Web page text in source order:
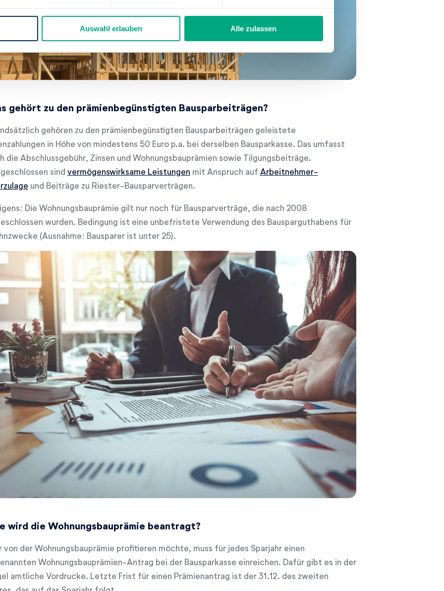
Auswahl erlauben Alle zulassen
gehört zu den prämienbegünstigten Bausparbeiträgen?
gehören zu den prämienbegünstigten Bausparbeiträgen geleistete
in Höhe von mindestens 50 Euro p.a. bei derselben Bausparkasse. Das umfasst
die Abschlussgebühr, Zinsen und Wohnungsbauprämien sowie Tilgungsbeiträge.
sind vermögenswirksame Leistungen mit Anspruch auf Arbeitnehmer-
und Beiträge zu Riester-Bausparverträgen.
Die Wohnungsbauprämie gilt nur noch für Bausparverträge, die nach 2008
wurden. Bedingung ist eine unbefristete Verwendung des Bausparguthabens für
(Ausnahme: Bausparer ist unter 25).
wird die Wohnungsbauprämie beantragt?
von der Wohnungsbauprämie profitieren möchte, muss für jedes Sparjahr einen
Wohnungsbauprämien-Antrag bei der Bausparkasse einreichen. Dafür gibt es in der
amtliche Vordrucke. Letzte Frist für einen Prämienantrag ist der 31.12. des zweiten